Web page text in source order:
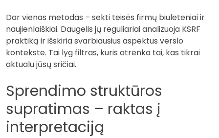
Dar vienas metodas – sekti teisės firmų biuleteniai ir
naujienlaiškiai. Daugelis jų reguliariai analizuoja KSRF
praktiką ir išskiria svarbiausius aspektus verslo
kontekste. Tai lyg filtras, kuris atrenka tai, kas tikrai
aktualu jūsų sričiai.
Sprendimo struktūros
supratimas – raktas į
interpretaciją